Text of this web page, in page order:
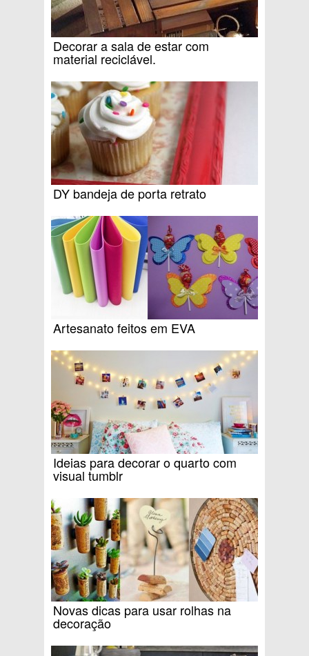
Decorar a sala de estar com
material reciclável.
DY bandeja de porta retrato
Artesanato feitos em EVA
Ideias para decorar o quarto com
visual tumblr
Novas dicas para usar rolhas na
decoração